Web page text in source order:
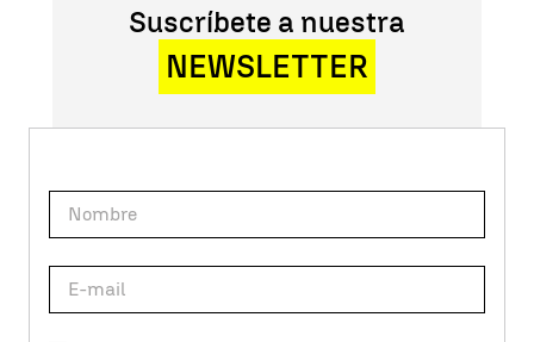
Suscríbete a nuestra
NEWSLETTER